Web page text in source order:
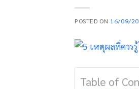
POSTED ON 16/09/
Table of